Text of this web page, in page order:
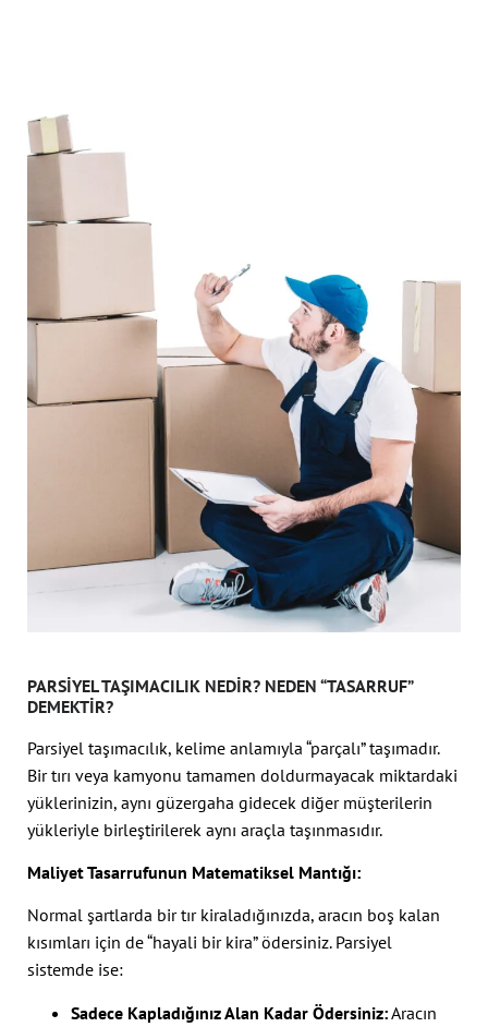
PARSIYEL TAŞIMACILIK NEDIR? NEDEN “TASARRUF”
DEMEKTIR?
Parsiyel taşımacılık, kelime anlamıyla “parçalı” taşımadır.
Bir tırı veya kamyonu tamamen doldurmayacak miktardaki
yüklerinizin, aynı güzergaha gidecek diğer müşterilerin
yükleriyle birleştirilerek aynı araçla taşınmasıdır.
Maliyet Tasarrufunun Matematiksel Mantığı:
Normal şartlarda bir tır kiraladığınızda, aracın boş kalan
kısımları için de “hayali bir kira” ödersiniz. Parsiyel
sistemde ise:
Sadece Kapladığınız Alan Kadar Ödersiniz:Aracın